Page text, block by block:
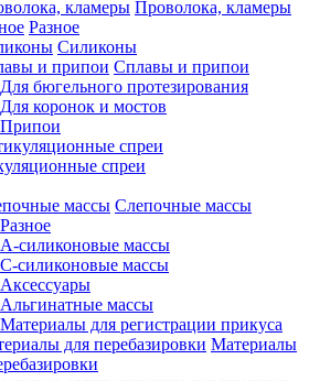
Проволока, кламеры
Разное
Силиконы
Сплавы и припои
Для бюгельного протезирования
Для коронок и мостов
Припои
спреи
Слепочные массы
Разное
А-силиконовые массы
С-силиконовые массы
Аксессуары
Альгинатные массы
Материалы для регистрации прикуса
Материалы